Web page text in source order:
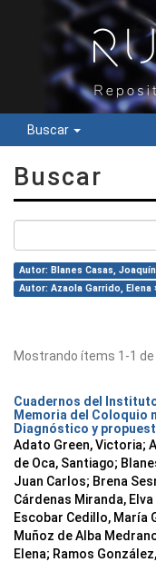
Buscar
Buscar
Autor: Blanes Casas,
Autor: Azaola Garrido, Elena
Mostrando ítems 1-1 de
Cuadernos del
Memoria del Coloquio
Diagnóstico y
Adato Green, Victoria;
de Oca, Santiago;
Juan Carlos; Brena
Cárdenas Miranda,
Escobar Cedillo, María
Muñoz de Alba
Elena; Ramos